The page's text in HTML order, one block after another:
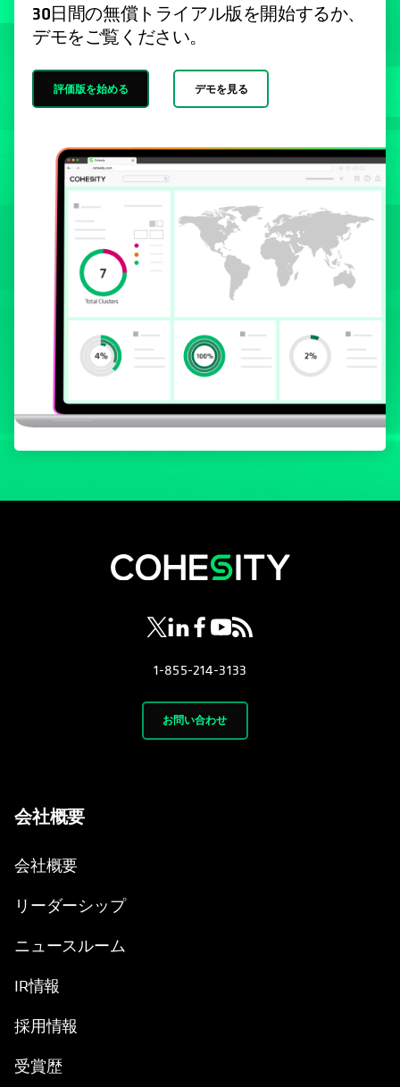
30日間の無償トライアル版を開始するか、
デモをご覧ください。
評価版を始める デモを見る
新しいタブで開く
新しいタブで開く
新しいタブで開く
新しいタブで開く
新しいタブで開く
1-855-214-3133
お問い合わせ
会社概要
会社概要
リーダーシップ
ニュースルーム
IR情報
採用情報
受賞歴